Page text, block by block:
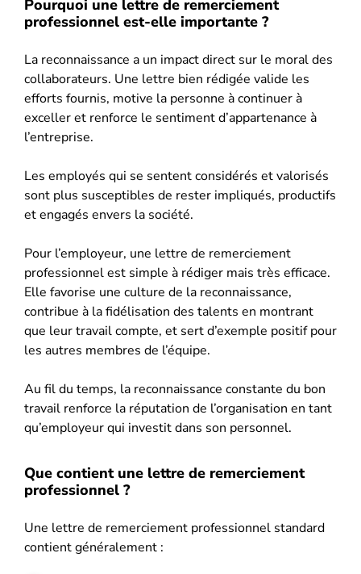
Pourquoi une lettre de remerciement
professionnel est-elle importante ?
La reconnaissance a un impact direct sur le moral des
collaborateurs. Une lettre bien rédigée valide les
efforts fournis, motive la personne à continuer à
exceller et renforce le sentiment d’appartenance à
l’entreprise.
Les employés qui se sentent considérés et valorisés
sont plus susceptibles de rester impliqués, productifs
et engagés envers la société.
Pour l’employeur, une lettre de remerciement
professionnel est simple à rédiger mais très efficace.
Elle favorise une culture de la reconnaissance,
contribue à la fidélisation des talents en montrant
que leur travail compte, et sert d’exemple positif pour
les autres membres de l’équipe.
Au fil du temps, la reconnaissance constante du bon
travail renforce la réputation de l’organisation en tant
qu’employeur qui investit dans son personnel.
Que contient une lettre de remerciement
professionnel ?
Une lettre de remerciement professionnel standard
contient généralement :